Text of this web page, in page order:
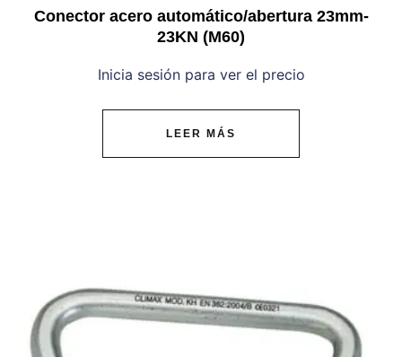
Conector acero automático/abertura 23mm-
23KN (M60)
Inicia sesión para ver el precio
LEER MÁS